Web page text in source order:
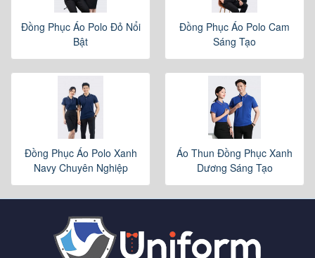
Đồng Phục Áo Polo Đỏ Nổi
Bật
Đồng Phục Áo Polo Cam
Sáng Tạo
Đồng Phục Áo Polo Xanh
Navy Chuyên Nghiệp
Áo Thun Đồng Phục Xanh
Dương Sáng Tạo